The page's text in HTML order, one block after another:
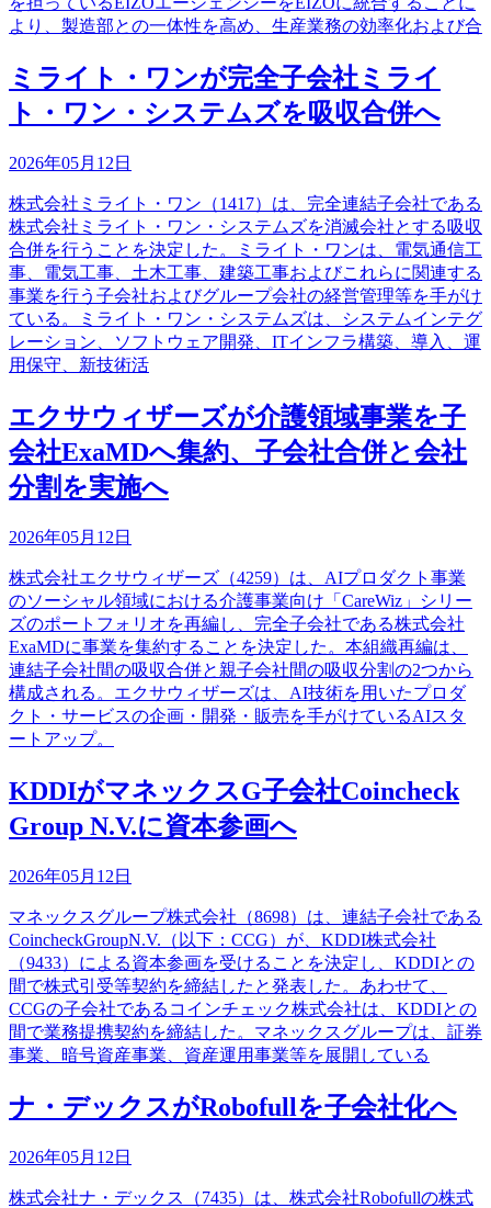
より、製造部との一体性を高め、生産業務の効率化および合
ミライト・ワンが完全子会社ミライ
ト・ワン・システムズを吸収合併へ
2026年05月12日
株式会社ミライト・ワン（1417）は、完全連結子会社である
株式会社ミライト・ワン・システムズを消滅会社とする吸収
合併を行うことを決定した。ミライト・ワンは、電気通信工
事、電気工事、土木工事、建築工事およびこれらに関連する
事業を行う子会社およびグループ会社の経営管理等を手がけ
ている。ミライト・ワン・システムズは、システムインテグ
レーション、ソフトウェア開発、ITインフラ構築、導入、運
用保守、新技術活
エクサウィザーズが介護領域事業を子
会社ExaMDへ集約、子会社合併と会社
分割を実施へ
2026年05月12日
株式会社エクサウィザーズ（4259）は、AIプロダクト事業
のソーシャル領域における介護事業向け「CareWiz」シリー
ズのポートフォリオを再編し、完全子会社である株式会社
ExaMDに事業を集約することを決定した。本組織再編は、
連結子会社間の吸収合併と親子会社間の吸収分割の2つから
構成される。エクサウィザーズは、AI技術を用いたプロダ
クト・サービスの企画・開発・販売を手がけているAIスタ
ートアップ。
KDDIがマネックスG子会社Coincheck
Group N.V.に資本参画へ
2026年05月12日
マネックスグループ株式会社（8698）は、連結子会社である
CoincheckGroupN.V.（以下：CCG）が、KDDI株式会社
（9433）による資本参画を受けることを決定し、KDDIとの
間で株式引受等契約を締結したと発表した。あわせて、
CCGの子会社であるコインチェック株式会社は、KDDIとの
間で業務提携契約を締結した。マネックスグループは、証券
事業、暗号資産事業、資産運用事業等を展開している
ナ・デックスがRobofullを子会社化へ
2026年05月12日
株式会社ナ・デックス（7435）は、株式会社Robofullの株式